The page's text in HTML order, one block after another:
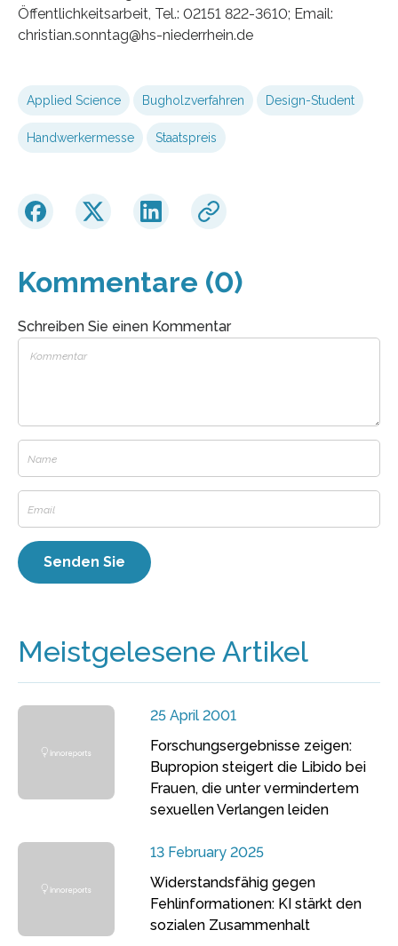
Öffentlichkeitsarbeit, Tel.: 02151 822-3610; Email:
christian.sonntag@hs-niederrhein.de
Applied Science Bugholzverfahren Design-Student
Handwerkermesse Staatspreis
Kommentare (0)
Schreiben Sie einen Kommentar
Meistgelesene Artikel
25 April 2001
Forschungsergebnisse zeigen:
Bupropion steigert die Libido bei
Frauen, die unter vermindertem
sexuellen Verlangen leiden
13 February 2025
Widerstandsfähig gegen
Fehlinformationen: KI stärkt den
sozialen Zusammenhalt